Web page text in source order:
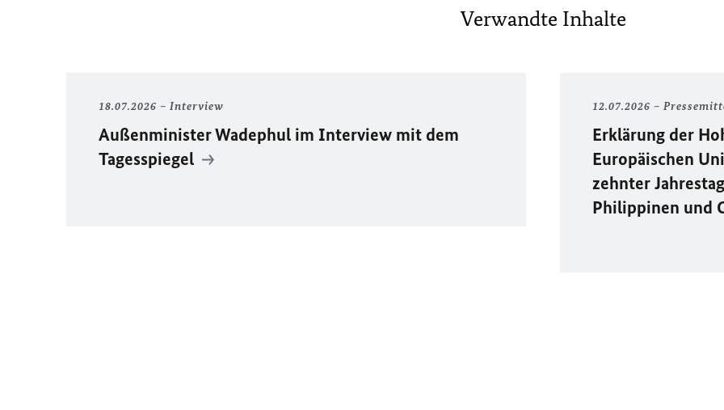
Verwandte Inhalte
18.07.2026 Interview
Außenminister Wadephul im Interview mit dem
Tagesspiegel
12.07.2026
Erklärung der
Europäischen
zehnter
Philippinen und